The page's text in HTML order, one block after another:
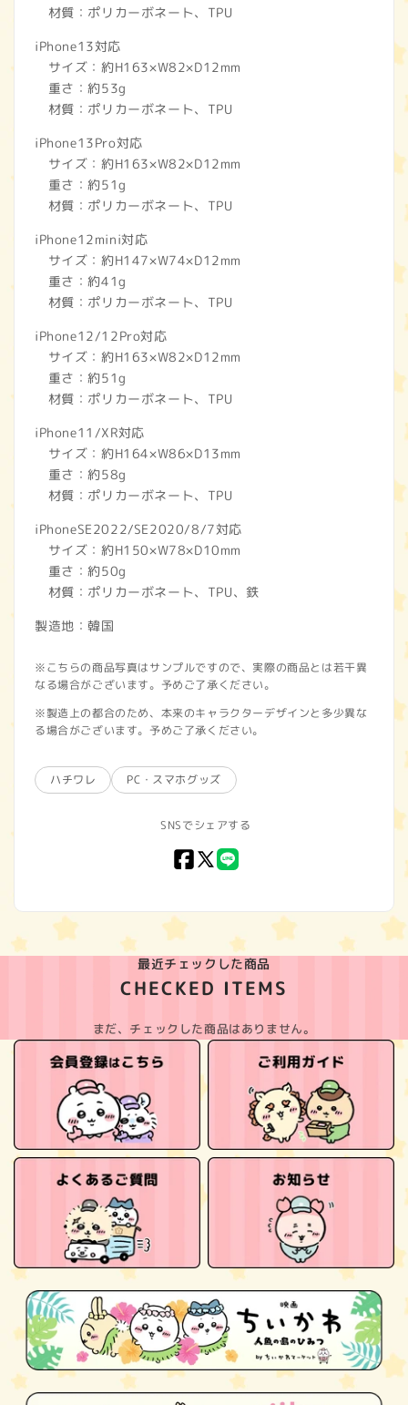
材質：ポリカーボネート、TPU
iPhone13対応
サイズ：約H163×W82×D12mm
重さ：約53g
材質：ポリカーボネート、TPU
iPhone13Pro対応
サイズ：約H163×W82×D12mm
重さ：約51g
材質：ポリカーボネート、TPU
iPhone12mini対応
サイズ：約H147×W74×D12mm
重さ：約41g
材質：ポリカーボネート、TPU
iPhone12/12Pro対応
サイズ：約H163×W82×D12mm
重さ：約51g
材質：ポリカーボネート、TPU
iPhone11/XR対応
サイズ：約H164×W86×D13mm
重さ：約58g
材質：ポリカーボネート、TPU
iPhoneSE2022/SE2020/8/7対応
サイズ：約H150×W78×D10mm
重さ：約50g
材質：ポリカーボネート、TPU、鉄
製造地：韓国
※こちらの商品写真はサンプルですので、実際の商品とは若干異
なる場合がございます。予めご了承ください。
※製造上の都合のため、本来のキャラクターデザインと多少異な
る場合がございます。予めご了承ください。
ハチワレ PC・スマホグッズ
SNSでシェアする
Facebook
X
LINE
最近チェックした商品
CHECKED ITEMS
まだ、チェックした商品はありません。